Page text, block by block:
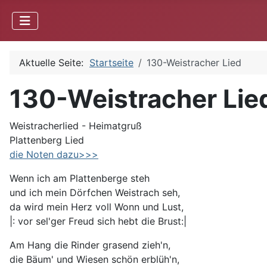
Aktuelle Seite: Startseite 130-Weistracher Lied
130-Weistracher
Weistracherlied - Heimatgruß
Plattenberg Lied
die Noten dazu>>>
Wenn ich am Plattenberge steh
und ich mein Dörfchen Weistrach seh,
da wird mein Herz voll Wonn und Lust,
|: vor sel'ger Freud sich hebt die Brust:|
Am Hang die Rinder grasend zieh'n,
die Bäum' und Wiesen schön erblüh'n,